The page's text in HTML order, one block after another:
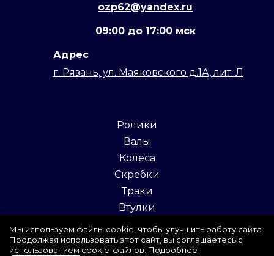
ozp62@yandex.ru
09:00 до 17:00 мск
Адрес
г. Рязань, ул. Маяковского д.1А, лит. Л
Ролики
Валы
Колеса
Скребки
Траки
Втулки
Полосы
Листы
Мы используем файлы cookie, чтобы улучшить работу сайта.
Продолжая использовать этот сайт, вы соглашаетесь с
использованием cookie-файлов. Подробнее